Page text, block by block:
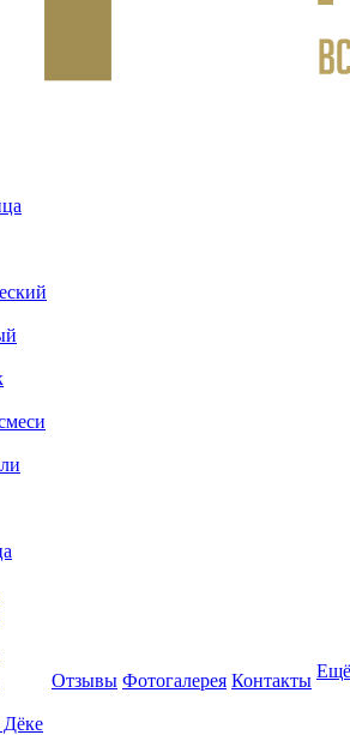
Дёке
Отзывы Фотогалерея Контакты Ещё